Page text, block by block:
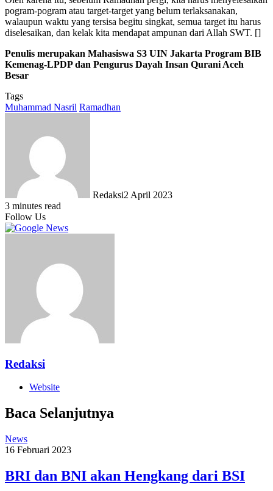
pogram-pogram atau target-target yang belum terlaksanakan,
walaupun waktu yang tersisa begitu singkat, semua target itu harus
diselesaikan, dan kelak kita mendapat ampunan dari Allah SWT. []
Penulis merupakan Mahasiswa S3 UIN Jakarta Program BIB
Kemenag-LPDP dan Pengurus Dayah Insan Qurani Aceh
Besar
Tags
Muhammad Nasril Ramadhan
Redaksi2 April 2023
3 minutes read
Follow Us
Redaksi
Website
Baca Selanjutnya
News
16 Februari 2023
BRI dan BNI akan Hengkang dari BSI